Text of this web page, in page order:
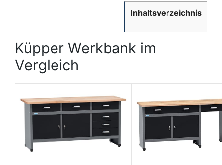
Inhaltsverzeichnis
Küpper Werkbank im
Vergleich